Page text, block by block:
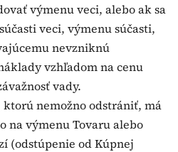
výmenu veci, alebo ak sa
veci, výmenu súčasti,
nevzniknú
vzhľadom na cenu
vady.
ktorú nemožno odstrániť, má
na výmenu Tovaru alebo
(odstúpenie od Kúpnej